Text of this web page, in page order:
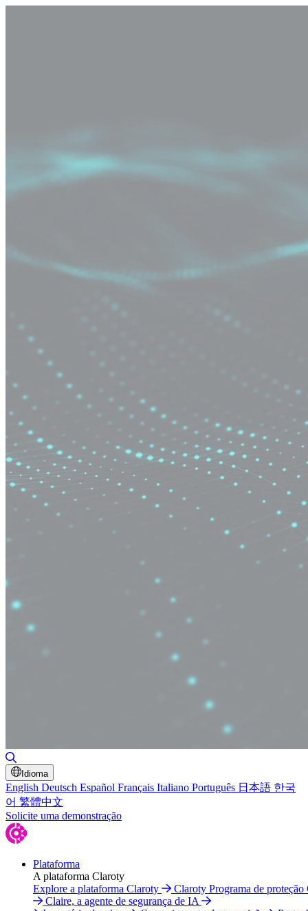
Idioma
English Deutsch Español Français Italiano Português 日本語 한국
어 繁體中文
Solicite uma demonstração
Plataforma
A plataforma Claroty
Explore a plataforma Claroty
Claroty Programa de proteção
Claire, a agente de segurança de IA